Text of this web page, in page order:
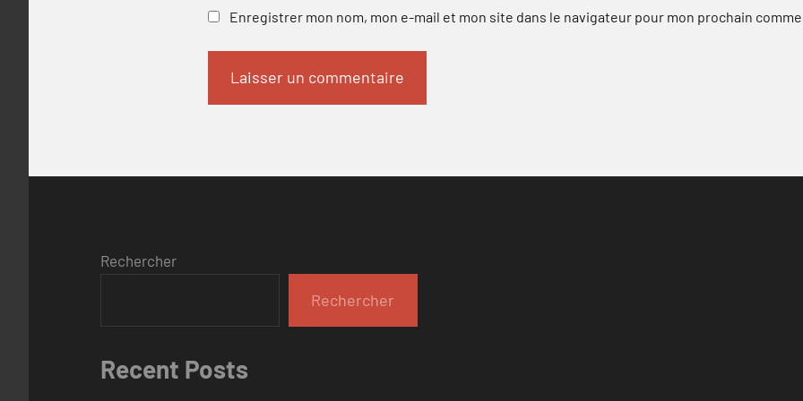
Enregistrer mon nom, mon e-mail et mon site dans le navigateur pour mon prochain
Rechercher
Rechercher
Recent Posts